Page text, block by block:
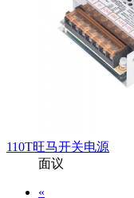
110T旺马开关电源
面议
«